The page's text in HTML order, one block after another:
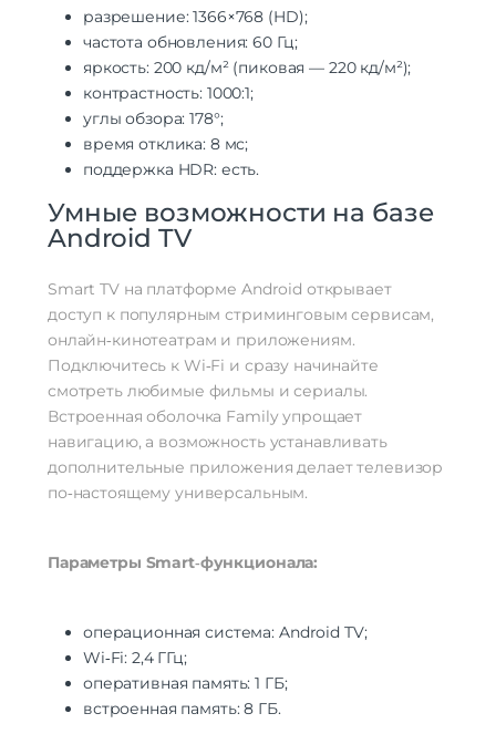
разрешение: 1366×768 (HD);
частота обновления: 60 Гц;
яркость: 200 кд/м² (пиковая — 220 кд/м²);
контрастность: 1000:1;
углы обзора: 178°;
время отклика: 8 мс;
поддержка HDR: есть.
Умные возможности на базе
Android TV
Smart TV на платформе Android открывает
доступ к популярным стриминговым сервисам,
онлайн‑кинотеатрам и приложениям.
Подключитесь к Wi‑Fi и сразу начинайте
смотреть любимые фильмы и сериалы.
Встроенная оболочка Family упрощает
навигацию, а возможность устанавливать
дополнительные приложения делает телевизор
по‑настоящему универсальным.
Параметры Smart‑функционала:
операционная система: Android TV;
Wi‑Fi: 2,4 ГГц;
оперативная память: 1 ГБ;
встроенная память: 8 ГБ.